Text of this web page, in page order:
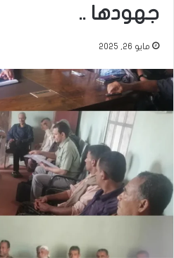
جهودها ..
مايو 26, 2025